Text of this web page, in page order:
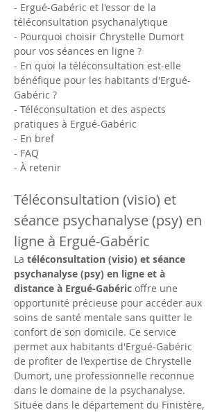
- Ergué-Gabéric et l'essor de la
téléconsultation psychanalytique
- Pourquoi choisir Chrystelle Dumort
pour vos séances en ligne ?
- En quoi la téléconsultation est-elle
bénéfique pour les habitants d'Ergué-
Gabéric ?
- Téléconsultation et des aspects
pratiques à Ergué-Gabéric
- En bref
- FAQ
- À retenir
Téléconsultation (visio) et
séance psychanalyse (psy) en
ligne à Ergué-Gabéric
La téléconsultation (visio) et séance
psychanalyse (psy) en ligne et à
distance à Ergué-Gabéric offre une
opportunité précieuse pour accéder aux
soins de santé mentale sans quitter le
confort de son domicile. Ce service
permet aux habitants d'Ergué-Gabéric
de profiter de l'expertise de Chrystelle
Dumort, une professionnelle reconnue
dans le domaine de la psychanalyse.
Située dans le département du Finistère,